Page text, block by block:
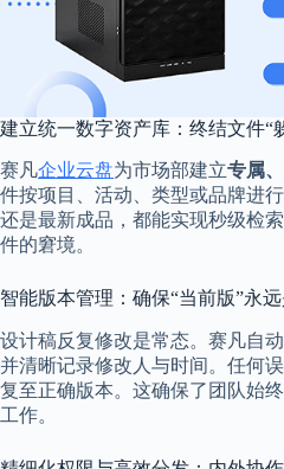
建立统一数字资产库：终结文件“
赛凡企业云盘为市场部建立专属
件按项目、活动、类型或品牌进
还是最新成品，都能实现秒级检
件的窘境。
智能版本管理：确保“当前版”永
设计稿反复修改是常态。赛凡自
并清晰记录修改人与时间。任何
复至正确版本。这确保了团队始
工作。